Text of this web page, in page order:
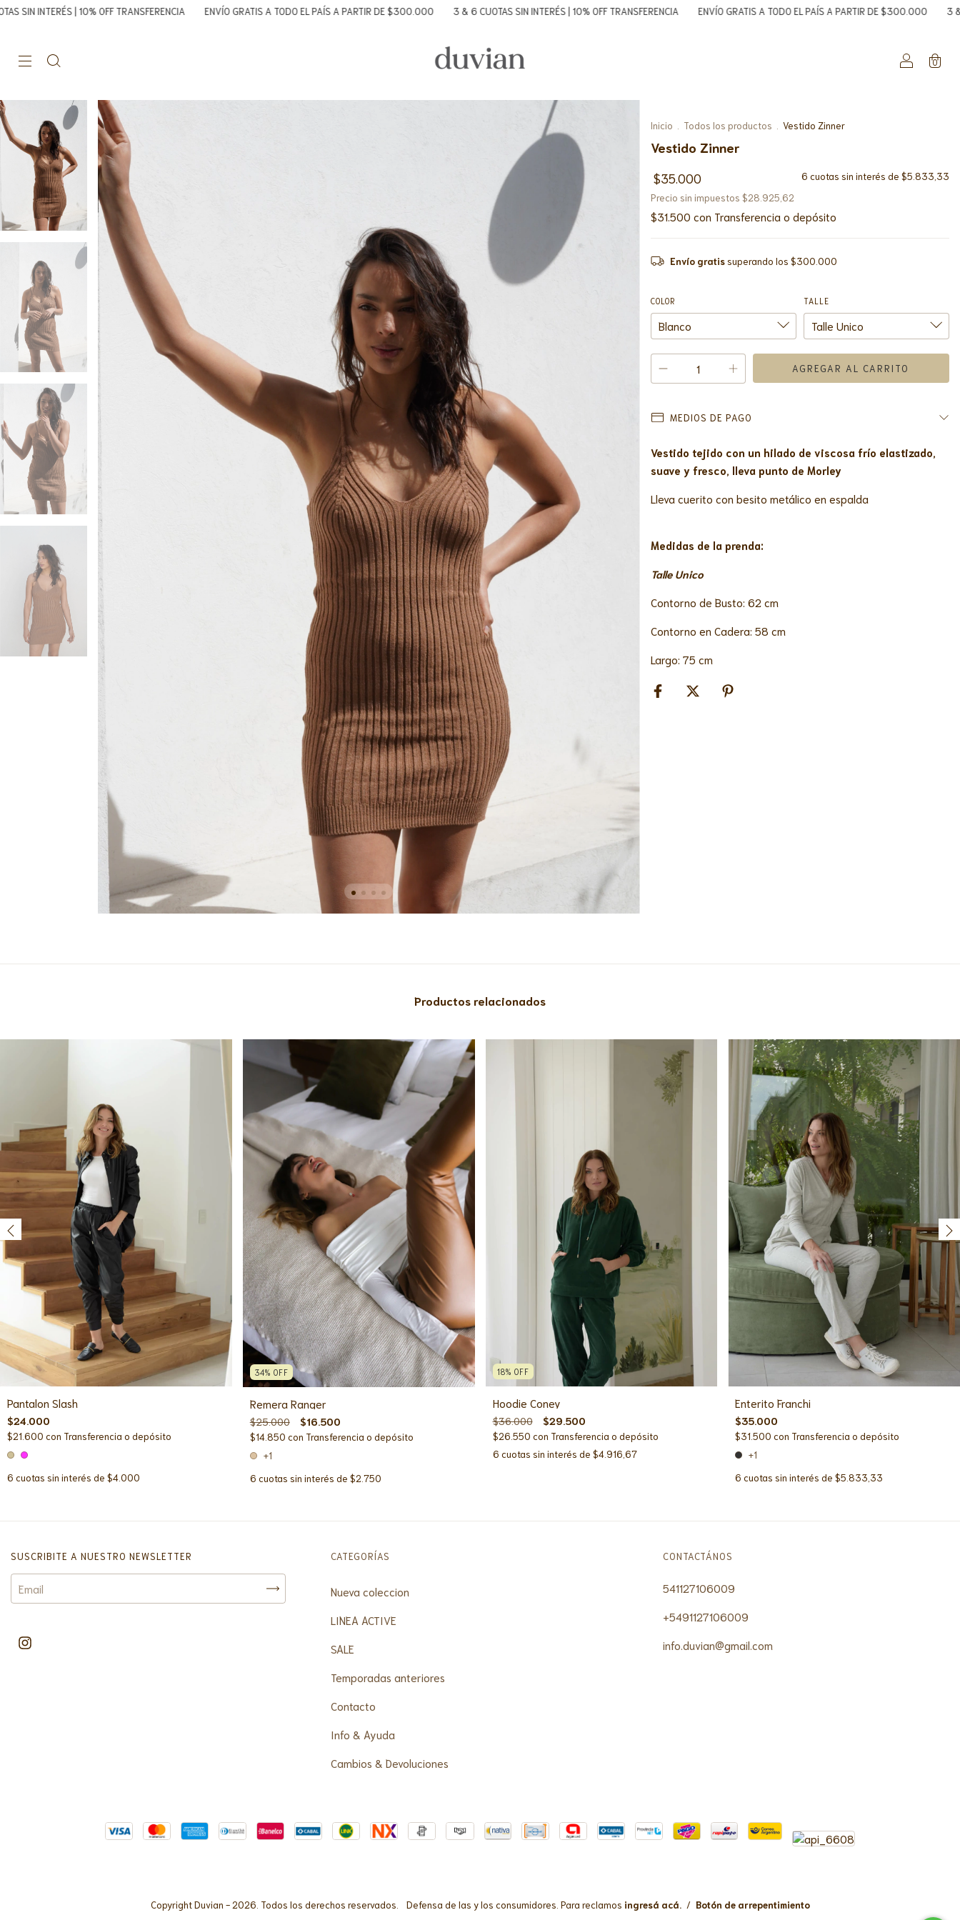
| 10% OFF TRANSFERENCIA ENVÍO GRATIS A TODO EL PAÍS A PARTIR DE $300.000 3 & 6 CUOTAS SIN INTERÉS | 10% OFF TRANSFERENCIA ENVÍO GRATIS A TODO EL PAÍS A PARTIR DE $300.000 3 & 6 CUOTAS
0
Inicio Todos los productos Vestido Zinner
Vestido Zinner
$35.000 6 cuotas sin interés de $5.833,33
Precio sin impuestos $28.925,62
$31.500 con Transferencia o depósito
Envío gratissuperando los $300.000
COLOR TALLE
MEDIOS DE PAGO
Vestido tejido con un hilado de viscosa frío elastizado,
suave y fresco, lleva punto de Morley
Lleva cuerito con besito metálico en espalda
Medidas de la prenda:
Talle Unico
Contorno de Busto: 62 cm
Contorno en Cadera: 58 cm
Largo: 75 cm
Productos relacionados
Pantalon Slash
$24.000
$21.600 con Transferencia o depósito
6 cuotas sin interés de $4.000
34% OFF
Remera Ranger
$25.000 $16.500
$14.850 con Transferencia o depósito
+1
6 cuotas sin interés de $2.750
18% OFF
Hoodie Coney
$36.000 $29.500
$26.550 con Transferencia o depósito
6 cuotas sin interés de $4.916,67
Enterito Franchi
$35.000
$31.500con Transferencia o depósito
+1
6 cuotas sin interés de$5.833,33
SUSCRIBITE A NUESTRO NEWSLETTER CATEGORÍAS
Nueva coleccion
LINEA ACTIVE
SALE
Temporadas anteriores
Contacto
Info & Ayuda
Cambios & Devoluciones
CONTACTÁNOS
541127106009
+5491127106009
info.duvian@gmail.com
Copyright Duvian - 2026. Todos los derechos reservados. Defensa de las y los consumidores. Para reclamos ingresá acá. / Botón de arrepentimiento